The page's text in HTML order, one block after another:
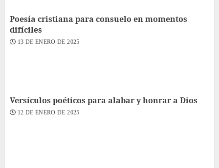
Poesía cristiana para consuelo en momentos
difíciles
13 DE ENERO DE 2025
Versículos poéticos para alabar y honrar a Dios
12 DE ENERO DE 2025